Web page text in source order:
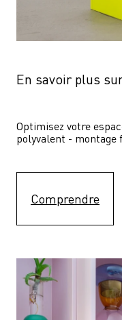
En savoir plus
Optimisez votre
polyvalent - montage
Comprendre